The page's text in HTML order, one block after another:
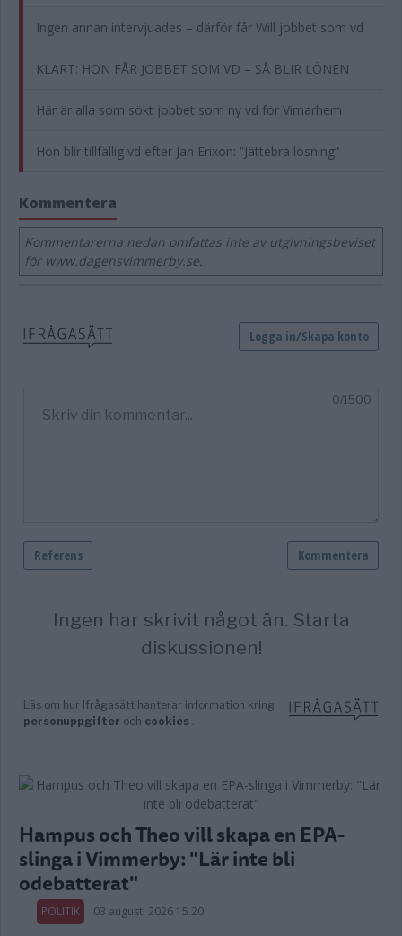
Ingen annan intervjuades – därför får Will jobbet som vd
KLART: HON FÅR JOBBET SOM VD – SÅ BLIR LÖNEN
Här är alla som sökt jobbet som ny vd för Vimarhem
Hon blir tillfällig vd efter Jan Erixon: ”Jättebra lösning”
Kommentera
Kommentarerna nedan omfattas inte av utgivningsbeviset
för www.dagensvimmerby.se.
Hampus och Theo vill skapa en EPA-
slinga i Vimmerby: "Lär inte bli
odebatterat"
POLITIK 03 augusti 2026 15.20